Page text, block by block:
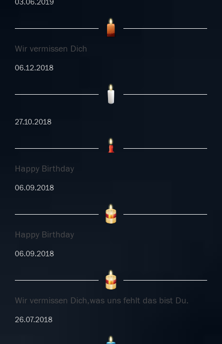
03.06.2019
Wir vermissen Dich
06.12.2018
27.10.2018
Happy Birthday
06.09.2018
Happy Birthday
06.09.2018
Wir vermissen Dich,was uns fehlt das bist Du.
26.07.2018